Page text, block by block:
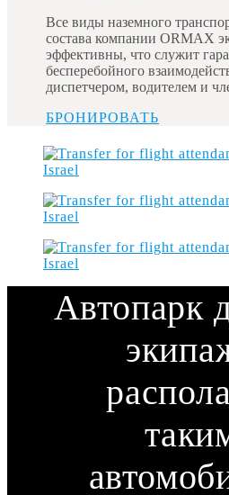
Все виды наземного
состава компании ORMAX
эффективны, что служит
бесперебойного
диспетчером, водителем и
БРОНИРОВАТЬ
Автопарк